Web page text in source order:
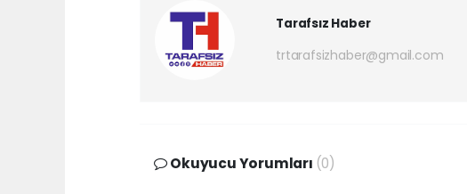
Tarafsız Haber
trtarafsizhaber@gmail.com
Okuyucu Yorumları (0)